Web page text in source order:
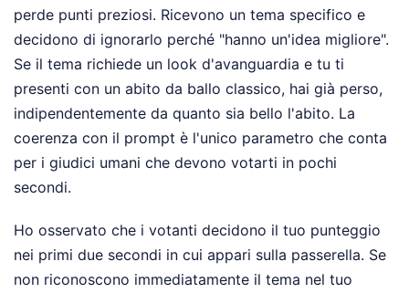
perde punti preziosi. Ricevono un tema specifico e
decidono di ignorarlo perché "hanno un'idea migliore".
Se il tema richiede un look d'avanguardia e tu ti
presenti con un abito da ballo classico, hai già perso,
indipendentemente da quanto sia bello l'abito. La
coerenza con il prompt è l'unico parametro che conta
per i giudici umani che devono votarti in pochi
secondi.
Ho osservato che i votanti decidono il tuo punteggio
nei primi due secondi in cui appari sulla passerella. Se
non riconoscono immediatamente il tema nel tuo